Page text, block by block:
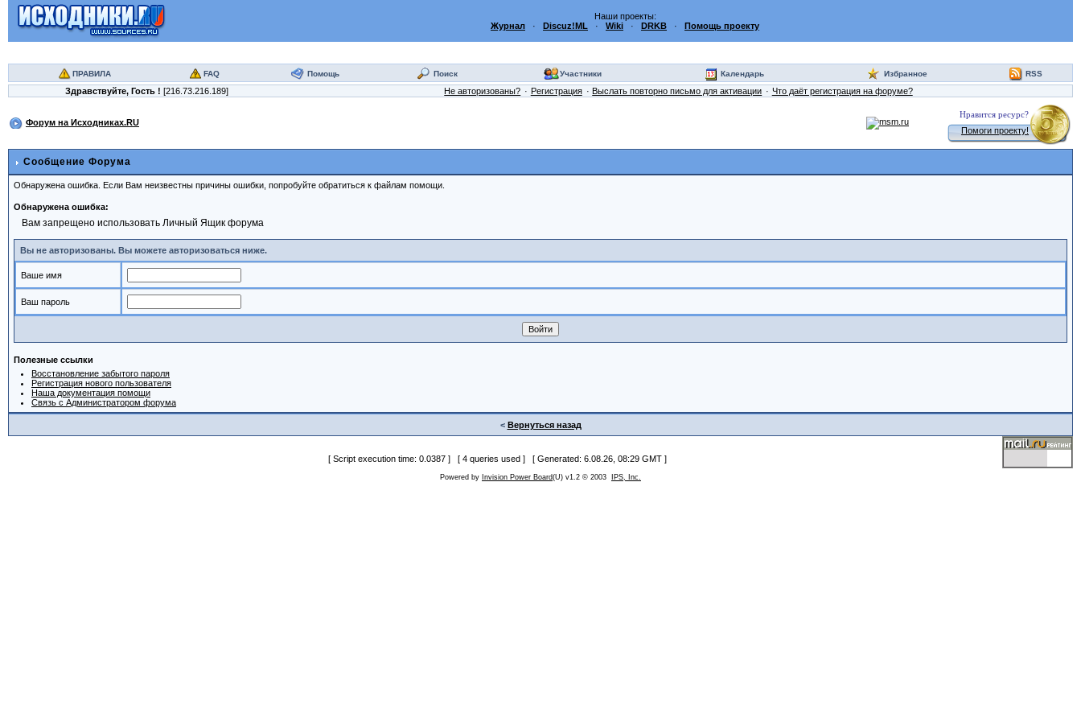
Наши проекты:
Журнал · Discuz!ML · Wiki · DRKB · Помощь проекту
ПРАВИЛА FAQ Помощь Поиск Участники Календарь Избранное RSS
Здравствуйте, Гость ! [216.73.216.189] Не авторизованы? Регистрация Выслать повторно письмо для активации Что даёт регистрация на форуме?
Форум на Исходниках.RU
Нравится ресурс?
Помоги проекту!
Сообщение Форума
Обнаружена ошибка. Если Вам неизвестны причины ошибки, попробуйте обратиться к файлам помощи.
Обнаружена ошибка:
Вам запрещено использовать Личный Ящик форума
Вы не авторизованы. Вы можете авторизоваться ниже.
Ваше имя
Ваш пароль
Полезные ссылки
Восстановление забытого пароля
Регистрация нового пользователя
Наша документация помощи
Связь с Администратором форума
< Вернуться назад
[ Script execution time: 0.0387 ] [ 4 queries used ] [ Generated: 6.08.26, 08:29 GMT ]
Powered by Invision Power Board(U) v1.2 © 2003 IPS, Inc.